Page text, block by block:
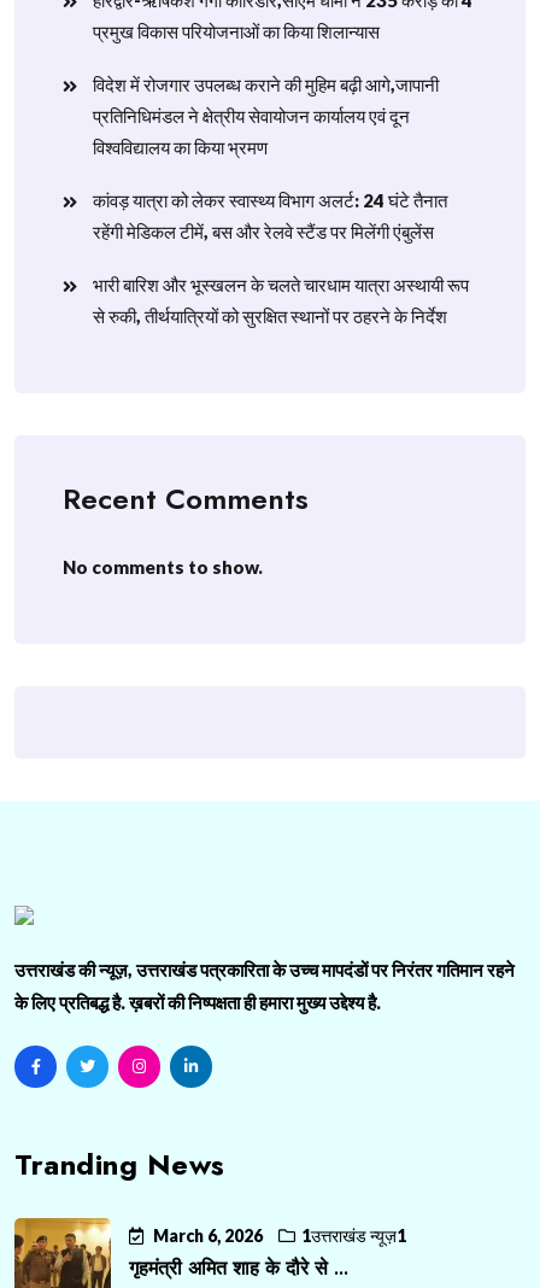
प्रमुख विकास परियोजनाओं का किया शिलान्यास
विदेश में रोजगार उपलब्ध कराने की मुहिम बढ़ी आगे,जापानी
प्रतिनिधिमंडल ने क्षेत्रीय सेवायोजन कार्यालय एवं दून
विश्वविद्यालय का किया भ्रमण
​कांवड़ यात्रा को लेकर स्वास्थ्य विभाग अलर्ट: 24 घंटे तैनात
रहेंगी मेडिकल टीमें, बस और रेलवे स्टैंड पर मिलेंगी एंबुलेंस
​भारी बारिश और भूस्खलन के चलते चारधाम यात्रा अस्थायी रूप
से रुकी, तीर्थयात्रियों को सुरक्षित स्थानों पर ठहरने के निर्देश
Recent Comments
No comments to show.
उत्तराखंड की न्यूज़, उत्तराखंड पत्रकारिता के उच्च मापदंडों पर निरंतर गतिमान रहने
के लिए प्रतिबद्ध है. ख़बरों की निष्पक्षता ही हमारा मुख्य उद्देश्य है.
Tranding News
March 6, 2026 1उत्तराखंड न्यूज़1
गृहमंत्री अमित शाह के दौरे से ...